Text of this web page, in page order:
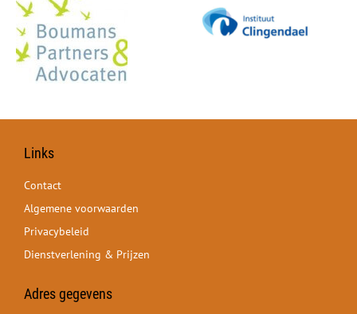
Links
Contact
Algemene voorwaarden
Privacybeleid
Dienstverlening & Prijzen
Adres gegevens